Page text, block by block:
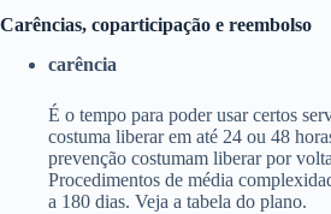
Carências, coparticipação e reembolso
carência
É o tempo para poder usar certos
costuma liberar em até 24 ou 48
prevenção costumam liberar por
Procedimentos de média
a 180 dias. Veja a tabela do plano.